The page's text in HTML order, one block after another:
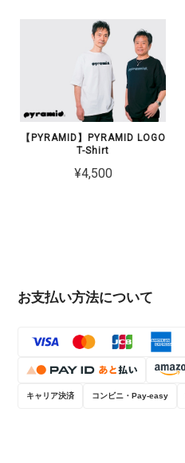
【PYRAMID】PYRAMID LOGO
T-Shirt
¥4,500
お支払い方法について
キャリア決済 コンビニ・Pay-easy